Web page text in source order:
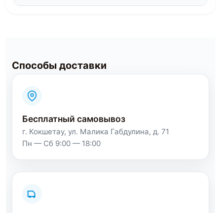
Способы доставки
Бесплатный самовывоз
г. Кокшетау, ул. Малика Габдулина, д. 71
Пн — Сб 9:00 — 18:00